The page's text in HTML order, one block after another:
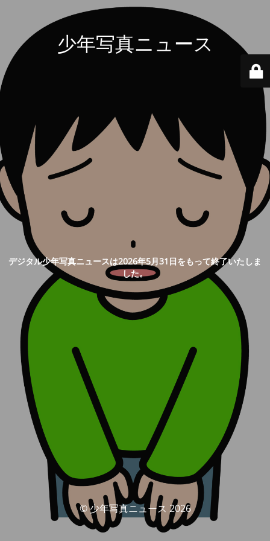
少年写真ニュース
デジタル少年写真ニュースは2026年5月31日をもって終了いたしま
した。
© 少年写真ニュース 2026